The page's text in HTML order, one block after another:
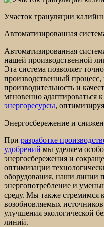
Участок грануляции
Автоматизированная
Автоматизированная
нашей производственной
Эта система позволяет
производственный
производительность и
мгновенно адаптироваться
энергоресурсы,
Энергосбережение и
При разработке
удобрений мы уделяем
энергосбережения и
оптимизации
оборудования, наши линии
энергопотребление и
среду. Мы также стремимся
возобновляемых
улучшения экологической
линий.